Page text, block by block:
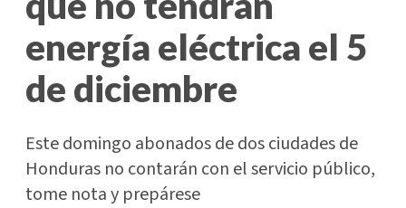
energía eléctrica el 5
de diciembre
Este domingo abonados de dos ciudades de
Honduras no contarán con el servicio público,
tome nota y prepárese